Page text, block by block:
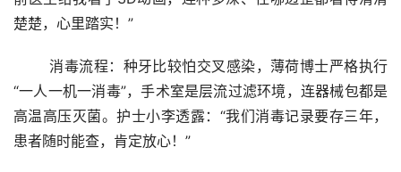
楚楚，心里踏实！”
	消毒流程：种牙比较怕交叉感染，薄荷博士严格执行
“一人一机一消毒”，手术室是层流过滤环境，连器械包都是
高温高压灭菌。护士小李透露：“我们消毒记录要存三年，
患者随时能查，肯定放心！”